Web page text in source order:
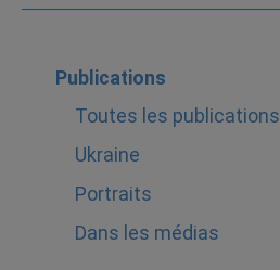
Publications
Toutes les publications
Ukraine
Portraits
Dans les médias